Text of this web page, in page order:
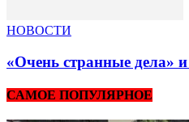
НОВОСТИ
«Очень странные дела»
САМОЕ ПОПУЛЯРНОЕ